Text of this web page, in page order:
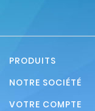
PRODUITS
NOTRE SOCIÉTÉ
VOTRE COMPTE